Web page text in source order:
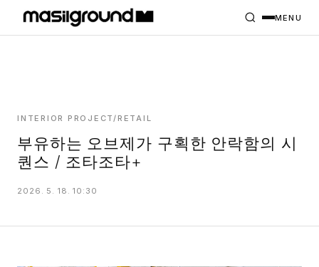
PROJECTS
MASILWIDE
MENU
INTERIOR PROJECT/RETAIL
부유하는 오브제가 구획한 안락함의 시
퀀스 / 조타조타+
2026. 5. 18. 10:30